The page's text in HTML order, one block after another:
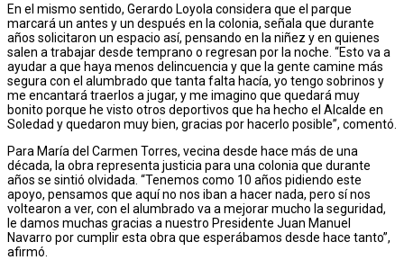
En el mismo sentido, Gerardo Loyola considera que el parque
marcará un antes y un después en la colonia, señala que durante
años solicitaron un espacio así, pensando en la niñez y en quienes
salen a trabajar desde temprano o regresan por la noche. “Esto va a
ayudar a que haya menos delincuencia y que la gente camine más
segura con el alumbrado que tanta falta hacía, yo tengo sobrinos y
me encantará traerlos a jugar, y me imagino que quedará muy
bonito porque he visto otros deportivos que ha hecho el Alcalde en
Soledad y quedaron muy bien, gracias por hacerlo posible”, comentó.
Para María del Carmen Torres, vecina desde hace más de una
década, la obra representa justicia para una colonia que durante
años se sintió olvidada. “Tenemos como 10 años pidiendo este
apoyo, pensamos que aquí no nos iban a hacer nada, pero sí nos
voltearon a ver, con el alumbrado va a mejorar mucho la seguridad,
le damos muchas gracias a nuestro Presidente Juan Manuel
Navarro por cumplir esta obra que esperábamos desde hace tanto”,
afirmó.